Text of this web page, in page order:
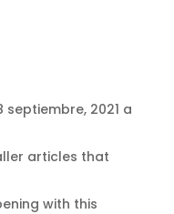
septiembre, 2021 a
articles that
with this